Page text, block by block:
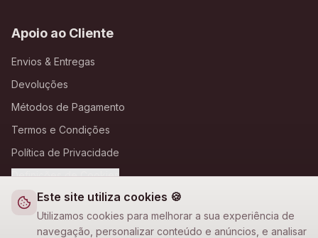
Este site utiliza cookies 🍪
Utilizamos cookies para melhorar a sua experiência de
navegação, personalizar conteúdo e anúncios, e analisar
Apoio ao Cliente
Envios & Entregas
Devoluções
Métodos de Pagamento
Termos e Condições
Política de Privacidade
Definições de Cookies
A Loja Nova